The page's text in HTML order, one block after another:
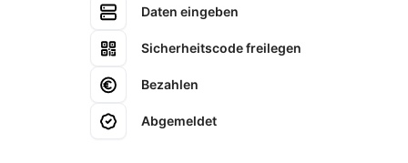
Daten eingeben
Sicherheitscode freilegen
Bezahlen
Abgemeldet